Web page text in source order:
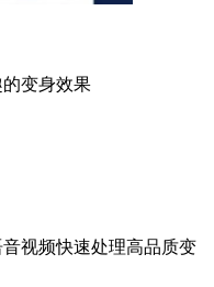
变身效果
视频快速处理高品质变